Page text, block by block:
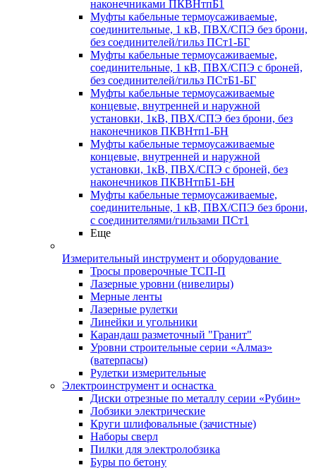
наконечниками ПКВНтпБ1
Муфты кабельные термоусаживаемые,
соединительные, 1 кВ, ПВХ/СПЭ без брони,
без соединителей/гильз ПСт1-БГ
Муфты кабельные термоусаживаемые,
соединительные, 1 кВ, ПВХ/СПЭ с броней,
без соединителей/гильз ПСтБ1-БГ
Муфты кабельные термоусаживаемые
концевые, внутренней и наружной
установки, 1кВ, ПВХ/СПЭ без брони, без
наконечников ПКВНтп1-БН
Муфты кабельные термоусаживаемые
концевые, внутренней и наружной
установки, 1кВ, ПВХ/СПЭ с броней, без
наконечников ПКВНтпБ1-БН
Муфты кабельные термоусаживаемые,
соединительные, 1 кВ, ПВХ/СПЭ без брони,
с соединителями/гильзами ПСт1
Еще
Измерительный инструмент и оборудование
Тросы проверочные ТСП-П
Лазерные уровни (нивелиры)
Мерные ленты
Лазерные рулетки
Линейки и угольники
Карандаш разметочный "Гранит"
Уровни строительные серии «Алмаз»
(ватерпасы)
Рулетки измерительные
Электроинструмент и оснастка
Диски отрезные по металлу серии «Рубин»
Лобзики электрические
Круги шлифовальные (зачистные)
Наборы сверл
Пилки для электролобзика
Буры по бетону